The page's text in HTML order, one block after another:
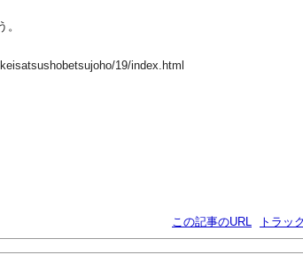
19/index.html
この記事のURL トラッ